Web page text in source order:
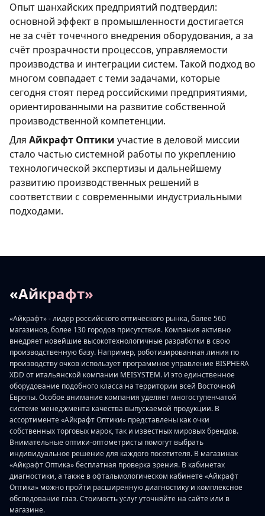
Опыт шанхайских предприятий подтвердил:
основной эффект в промышленности достигается
не за счёт точечного внедрения оборудования, а за
счёт прозрачности процессов, управляемости
производства и интеграции систем. Такой подход во
многом совпадает с теми задачами, которые
сегодня стоят перед российскими предприятиями,
ориентированными на развитие собственной
производственной компетенции.
Для Айкрафт Оптики участие в деловой миссии
стало частью системной работы по укреплению
технологической экспертизы и дальнейшему
развитию производственных решений в
соответствии с современными индустриальными
подходами.
«Айкрафт»
«Айкрафт» - лидер российского оптического рынка, более 560
магазинов, более 130 городов присутствия. Компания активно
внедряет новейшие высокотехнологичные разработки в свою
производственную базу. Например, роботизированная линия по
производству очков использует программное управление BISPHERA
XDD от итальянской компании MEISYSTEM. И это единственное
оборудование подобного класса на территории всей Восточной
Европы. Особое внимание компания уделяет многоступенчатой
системе менеджмента качества выпускаемой продукции. В
ассортименте «Айкрафт Оптики» представлены как очки
собственных торговых марок, так и известных мировых брендов.
Внимательные оптики-оптометристы помогут выбрать
индивидуальное решение для каждого посетителя. В магазинах
«Айкрафт Оптика» бесплатная проверка зрения. В кабинетах
диагностики, а также в офтальмологическом кабинете «Айкрафт
Оптика» можно пройти расширенную диагностику и комплексное
обследование глаз. Стоимость услуг уточняйте на сайте или в
магазине.